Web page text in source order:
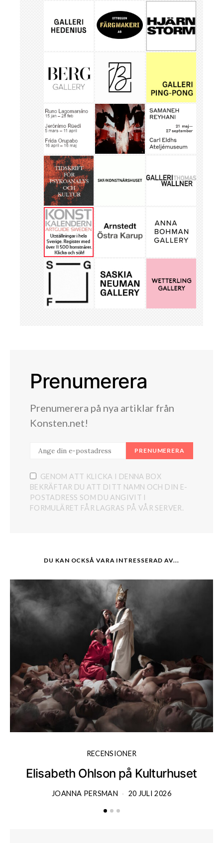
Prenumerera
Prenumerera på nya artiklar från
Konsten.net!
PRENUMERERA
GENOM ATT KLICKA I DENNA BOX
BEKRÄFTAR DU ATT DITT NAMN OCH DIN E-
POSTADRESS SOM DU ANGIVIT I
FORMULÄRET FÅR LAGRAS PÅ VÅR SERVER.
DU KAN OCKSÅ VARA INTRESSERAD AV...
RECENSIONER
Elisabeth Ohlson på Kulturhuset
JOANNA PERSMAN 20 JULI 2026